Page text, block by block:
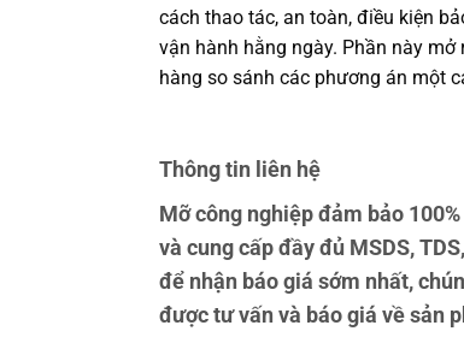
cách thao tác, an toàn, điều kiện
vận hành hằng ngày. Phần này
hàng so sánh các phương án một
Thông tin liên hệ
Mỡ công nghiệp đảm bảo
và cung cấp đầy đủ MSDS,
để nhận báo giá sớm nhất,
được tư vấn và báo giá về sản